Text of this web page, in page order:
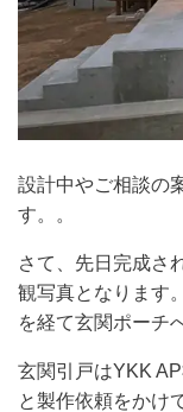
設計中やご相談の
す。。
さて、先日完成さ
観写真となります
を経て玄関ポーチ
玄関引戸はYKK
と製作依頼をかけ